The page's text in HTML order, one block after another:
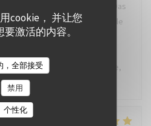
cookie， 并让您
激活的内容。
，全部接受
禁用
个性化
ein echter Mehrwert. Das
durch die geschmackvolle
Tolle ausgefallene Karte,
Produkte und ein
Dank auch an die Küche,
hat.